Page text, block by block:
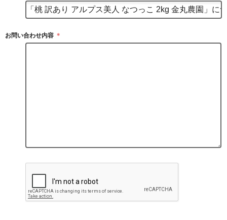
お問い合わせ内容 ＊